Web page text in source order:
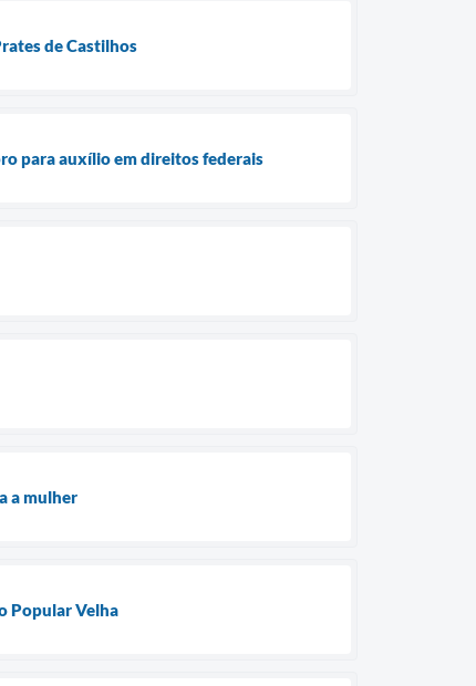
de Castilhos
para auxílio em direitos federais
a mulher
Popular Velha